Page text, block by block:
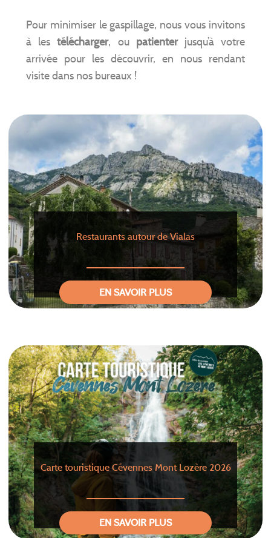
Pour minimiser le gaspillage, nous vous invitons
à lestélécharger, ou patienterjusqu’à votre
arrivée pour les découvrir, en nous rendant
visite dans nos bureaux !
Restaurants autour de Vialas
EN SAVOIR PLUS
Carte touristique Cévennes Mont Lozère 2026
EN SAVOIR PLUS